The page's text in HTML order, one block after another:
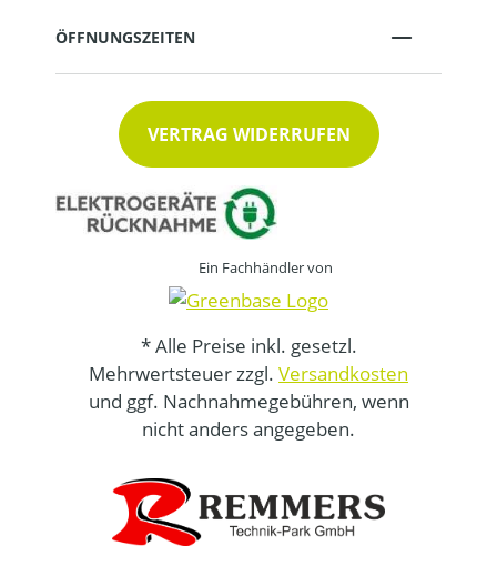
ÖFFNUNGSZEITEN
VERTRAG WIDERRUFEN
Ein Fachhändler von
* Alle Preise inkl. gesetzl.
Mehrwertsteuer zzgl. Versandkosten
und ggf. Nachnahmegebühren, wenn
nicht anders angegeben.